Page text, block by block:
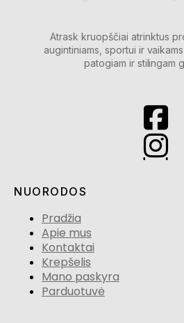
Atrask kruopščiai atrinktus
augintiniams, sportui ir
patogiam ir stilingam
NUORODOS
Pradžia
Apie mus
Kontaktai
Krepšelis
Mano paskyra
Parduotuvė